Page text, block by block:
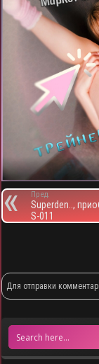
Пред.
Superden..,
S-011
Для отправки